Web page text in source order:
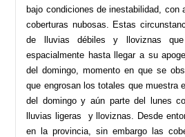
bajo condiciones de inestabilidad, con
coberturas nubosas. Estas
de lluvias débiles y lloviznas
espacialmente hasta llegar a su
del domingo, momento en que se
que engrosan los totales que muestra
del domingo y aún parte del lunes
lluvias ligeras y lloviznas. Desde
en la provincia, sin embargo las